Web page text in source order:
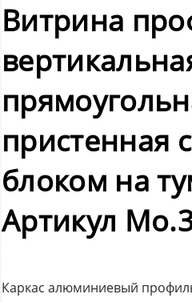
Витрина
пристенная
блоком на
Артикул
Каркас алюминиевый